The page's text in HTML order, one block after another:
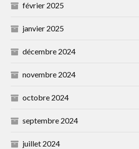
février 2025
janvier 2025
décembre 2024
novembre 2024
octobre 2024
septembre 2024
juillet 2024